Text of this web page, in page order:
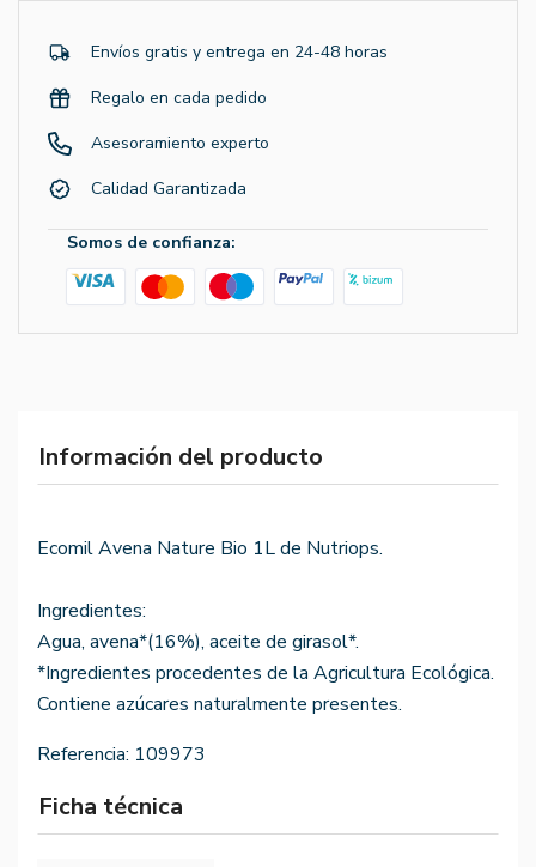
Envíos gratis y entrega en 24-48 horas
Regalo en cada pedido
Asesoramiento experto
Calidad Garantizada
Somos de confianza:
Información del producto
Ecomil Avena Nature Bio 1L de Nutriops.
Ingredientes:
Agua, avena*(16%), aceite de girasol*.
*Ingredientes procedentes de la Agricultura Ecológica.
Contiene azúcares naturalmente presentes.
Referencia: 109973
Ficha técnica